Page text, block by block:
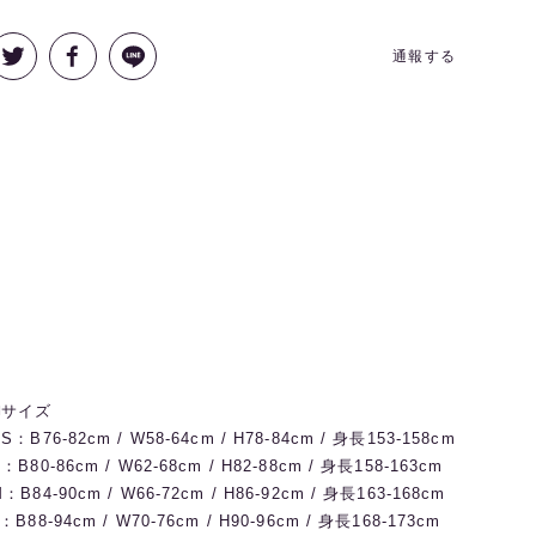
通報する
イズ
：B76-82cm / W58-64cm / H78-84cm / 身長153-158cm
B80-86cm / W62-68cm / H82-88cm / 身長158-163cm
：B84-90cm / W66-72cm / H86-92cm / 身長163-168cm
B88-94cm / W70-76cm / H90-96cm / 身長168-173cm